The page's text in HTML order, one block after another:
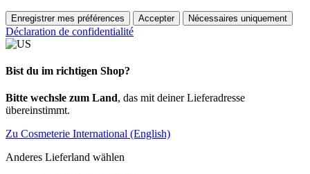
Enregistrer mes préférences Accepter Nécessaires uniquement
Déclaration de confidentialité
Bist du im richtigen Shop?
Bitte wechsle zum Land, das mit deiner Lieferadresse
übereinstimmt.
Zu Cosmeterie International (English)
Anderes Lieferland wählen